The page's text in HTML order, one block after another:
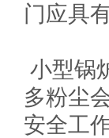
门应具
小型锅
多粉尘
安全工